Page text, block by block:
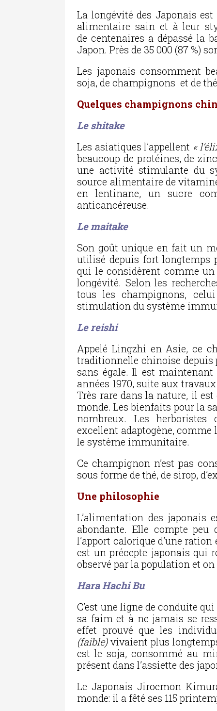
La longévité des Japonais est
alimentaire sain et à leur
de centenaires a dépassé la
Japon. Près de 35 000 (87 %)
Les japonais consomment
soja, de champignons et de
Quelques champignons
Le shitake
Les asiatiques l’appellent «
beaucoup de protéines, de
une activité stimulante du
source alimentaire de
en lentinane, un sucre
anticancéreuse.
Le maitake
Son goût unique en fait un
utilisé depuis fort longtemps
qui le considèrent comme
longévité. Selon les
tous les champignons,
stimulation du système
Le reishi
Appelé Lingzhi en Asie, ce
traditionnelle chinoise depuis
sans égale. Il est
années 1970, suite aux
Très rare dans la nature, il
monde. Les bienfaits pour la
nombreux. Les herboristes
excellent adaptogène,
le système immunitaire.
Ce champignon n’est pas
sous forme de thé, de sirop,
Une philosophie
L’alimentation des japonais
abondante. Elle compte peu
l’apport calorique d’une ration
est un précepte japonais qui
observé par la population et
Hara Hachi Bu
C’est une ligne de conduite
sa faim et à ne jamais se
effet prouvé que les
(faible)vivaient plus
est le soja, consommé au
présent dans l’assiette des
Le Japonais Jiroemon
monde: il a fêté ses 115